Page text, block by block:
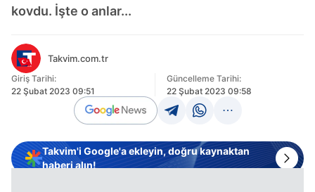
kovdu. İşte o anlar...
Takvim.com.tr
Giriş Tarihi:
22 Şubat 2023 09:51
Güncelleme Tarihi:
22 Şubat 2023 09:58
Takvim'i Google'a ekleyin, doğru kaynaktan
haberi alın!